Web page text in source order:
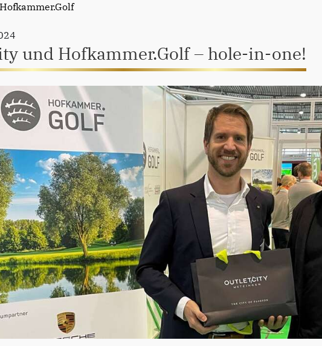
Hofkammer.Golf
und Hofkammer.Golf – hole-in-one!